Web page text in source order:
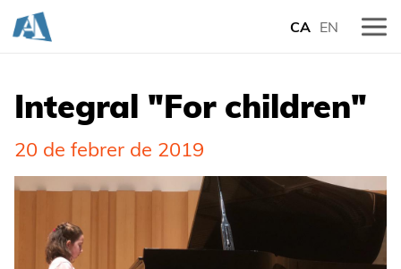
CA EN
Integral "For children"
20 de febrer de 2019